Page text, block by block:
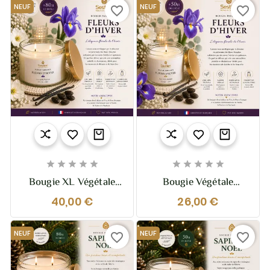
NEUF
    
Bougie XL Végétale
Parfumée Fleurs
D’Hiver – 370g – 2
Mèches
40,00 €
favorite_border NEUF
    
Bougie Végétale
Parfumée Fleurs
D’Hiver – 210g –
Elegante Et Raffinée
26,00 €
favorite_border
NEUF favorite_border NEUF favorite_border